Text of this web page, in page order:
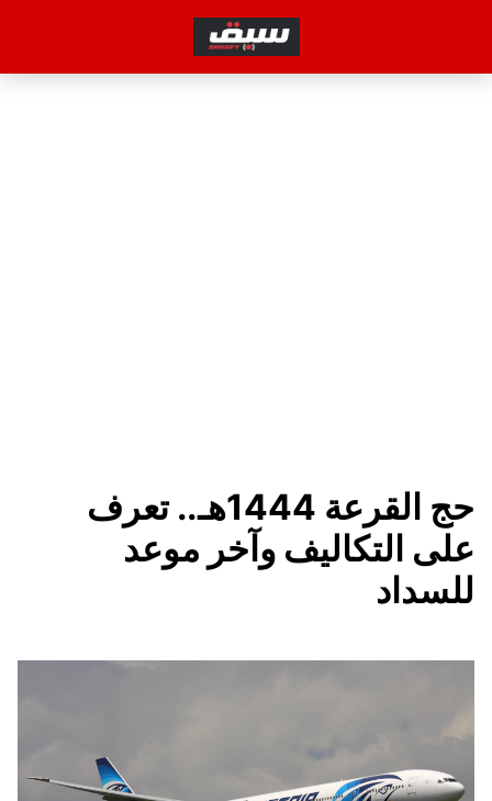
حج القرعة 1444هـ.. تعرف
على التكاليف وآخر موعد
للسداد